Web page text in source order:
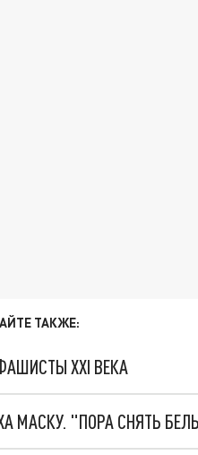
ТАКЖЕ:
XXI ВЕКА
МАСКУ. "ПОРА СНЯТЬ